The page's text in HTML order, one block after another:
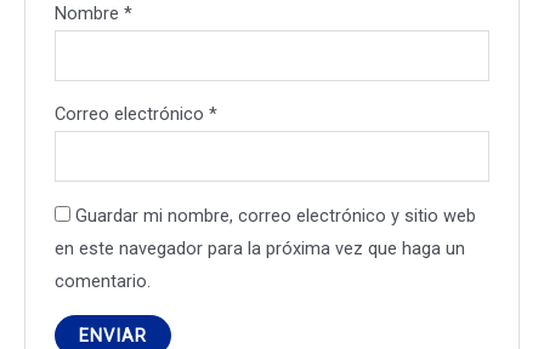
Nombre*
Correo electrónico*
Guardar mi nombre, correo electrónico y sitio web
en este navegador para la próxima vez que haga un
comentario.